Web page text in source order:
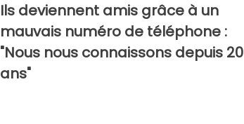
Ils deviennent amis grâce à un
mauvais numéro de téléphone :
"Nous nous connaissons depuis 20
ans"